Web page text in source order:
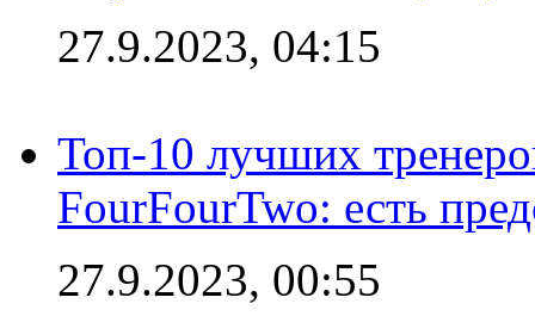
27.9.2023, 04:15
Топ-10 лучших
FourFourTwo: есть
27.9.2023, 00:55